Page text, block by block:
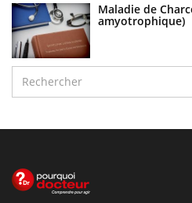
Maladie de
amyotrophique)